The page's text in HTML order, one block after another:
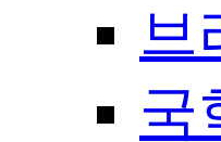
브
국